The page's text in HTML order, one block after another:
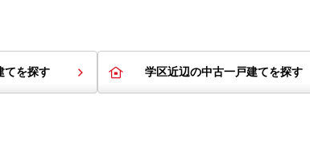
てを探す 学区近辺の中古一戸建てを探す